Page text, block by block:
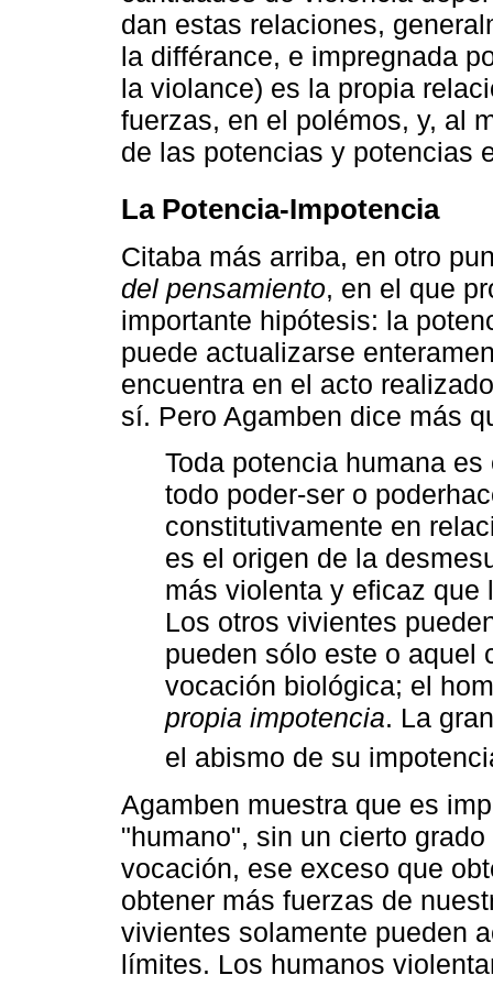
dan estas relaciones,
la différance, e impregnada
la violance) es la propia
fuerzas, en el polémos, y, al
de las potencias y potencias
La Potencia-Impotencia
Citaba más arriba, en otro
del pensamiento, en el que
importante hipótesis: la
puede actualizarse
encuentra en el acto
sí. Pero Agamben dice más
Toda potencia humana
todo poder-ser o
constitutivamente en
es el origen de la
más violenta y eficaz
Los otros vivientes
pueden sólo este o aquel
vocación biológica; el
propia impotencia. La
el abismo de su
Agamben muestra que es
"humano", sin un cierto
vocación, ese exceso que
obtener más fuerzas de
vivientes solamente pueden
límites. Los humanos